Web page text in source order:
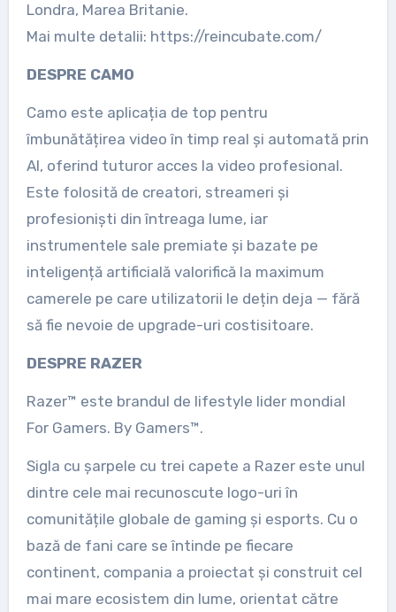
Londra, Marea Britanie.
Mai multe detalii: https://reincubate.com/
DESPRE CAMO
Camo este aplicația de top pentru
îmbunătățirea video în timp real și automată prin
AI, oferind tuturor acces la video profesional.
Este folosită de creatori, streameri și
profesioniști din întreaga lume, iar
instrumentele sale premiate și bazate pe
inteligență artificială valorifică la maximum
camerele pe care utilizatorii le dețin deja — fără
să fie nevoie de upgrade-uri costisitoare.
DESPRE RAZER
Razer™ este brandul de lifestyle lider mondial
For Gamers. By Gamers™.
Sigla cu șarpele cu trei capete a Razer este unul
dintre cele mai recunoscute logo-uri în
comunitățile globale de gaming și esports. Cu o
bază de fani care se întinde pe fiecare
continent, compania a proiectat și construit cel
mai mare ecosistem din lume, orientat către